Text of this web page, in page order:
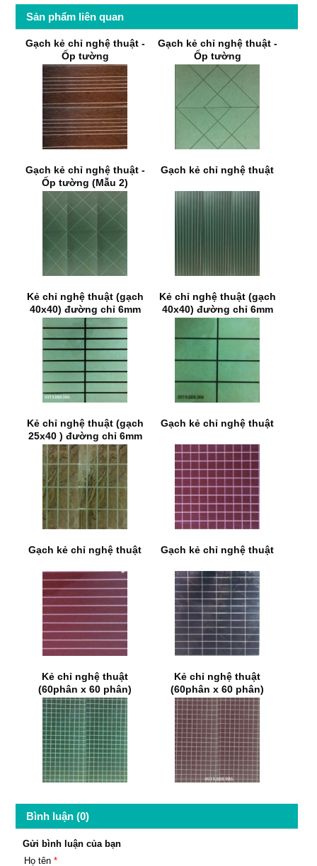
Sản phẩm liên quan
Gạch kẻ chỉ nghệ thuật -
Ốp tường
Gạch kẻ chỉ nghệ thuật -
Ốp tường
Gạch kẻ chỉ nghệ thuật -
Ốp tường (Mẫu 2)
Gạch kẻ chỉ nghệ thuật
Kẻ chỉ nghệ thuật (gạch
40x40) đường chỉ 6mm
Kẻ chỉ nghệ thuật (gạch
40x40) đường chỉ 6mm
Kẻ chỉ nghệ thuật (gạch
25x40 ) đường chỉ 6mm
Gạch kẻ chỉ nghệ thuật
Gạch kẻ chỉ nghệ thuật Gạch kẻ chỉ nghệ thuật
Kẻ chỉ nghệ thuật
(60phân x 60 phân)
Kẻ chỉ nghệ thuật
(60phân x 60 phân)
Bình luận (0)
Gửi bình luận của bạn
Họ tên *